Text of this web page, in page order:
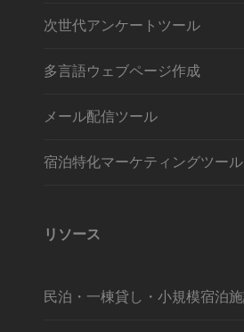
次世代アンケートツール
多言語ウェブページ作成
メール配信ツール
宿泊特化マーケティングツール
リソース
民泊・一棟貸し・小規模宿泊